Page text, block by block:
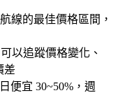
線的最佳價格區間，
可以追蹤價格變化、
差
便宜 30~50%，週